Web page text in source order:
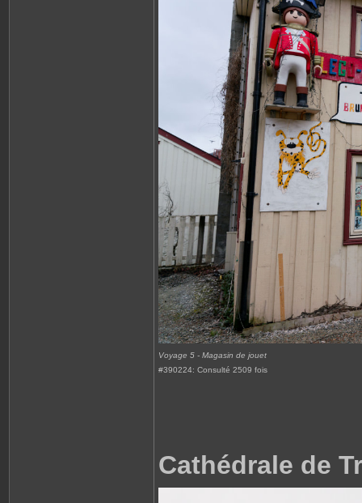
Voyage 5 - Magasin de jouet
#390224: Consulté 2509 fois
Cathédrale de